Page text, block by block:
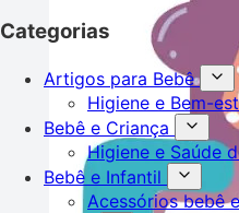
Categorias
Artigos para Bebê
Higiene e Bem-
Bebê e Criança
Higiene e Saúde
Bebê e Infantil
Acessórios bebê